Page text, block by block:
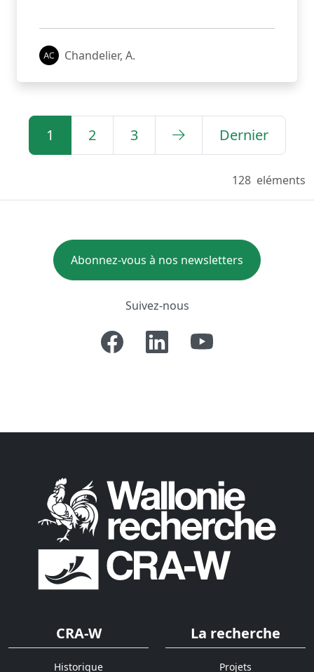
Chandelier, A.
1 2 3 Dernier
128 eléments
Abonnez-vous à nos newsletters
Suivez-nous
CRA-W
Historique
La recherche
Projets